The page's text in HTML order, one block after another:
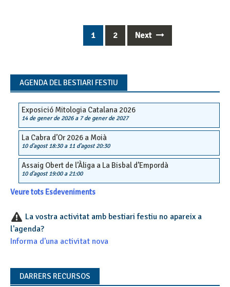
1 2 Next
AGENDA DEL BESTIARI FESTIU
Exposició Mitologia Catalana 2026
14 de gener de 2026a 7 de gener de 2027
La Cabra d’Or 2026 a Moià
10 d'agost 18:30a 11 d'agost 20:30
Assaig Obert de l’Àliga a La Bisbal d’Empordà
10 d'agost 19:00a 21:00
Veure tots Esdeveniments
La vostra activitat amb bestiari festiu no apareix a
l'agenda?
Informa d'una activitat nova
DARRERS RECURSOS